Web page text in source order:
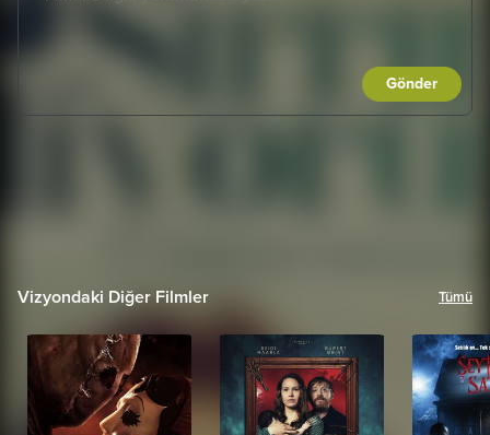
Gönder
Vizyondaki Diğer Filmler Tümü